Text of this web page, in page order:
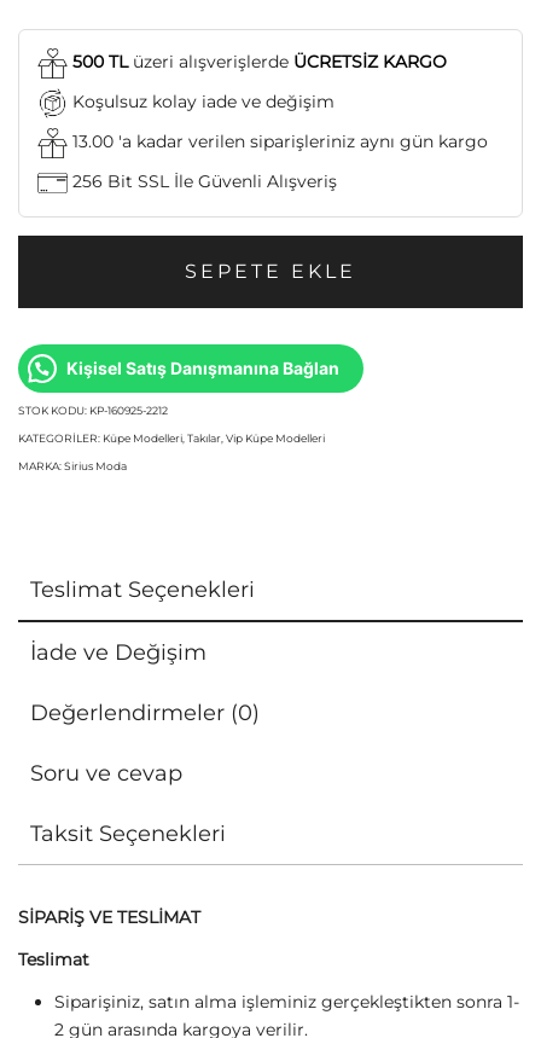
500 TLüzeri alışverişlerde ÜCRETSİZ KARGO
Koşulsuz kolay iade ve değişim
13.00 'a kadar verilen siparişleriniz aynı gün kargo
256 Bit SSL İle Güvenli Alışveriş
SEPETE EKLE
Kişisel Satış Danışmanına Bağlan
STOK KODU: KP-160925-2212
KATEGORILER: Küpe Modelleri Takılar Vip Küpe Modelleri
MARKA:Sirius Moda
Teslimat Seçenekleri
İade ve Değişim
Değerlendirmeler (0)
Soru ve cevap
Taksit Seçenekleri
SİPARİŞ VE TESLİMAT
Teslimat
Siparişiniz, satın alma işleminiz gerçekleştikten sonra 1-
2 gün arasında kargoya verilir.